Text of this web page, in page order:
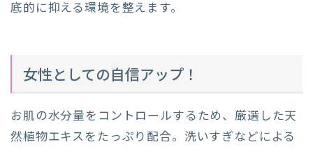
底的に抑える環境を整えます。
女性としての自信アップ！
お肌の水分量をコントロールするため、厳選した天
然植物エキスをたっぷり配合。洗いすぎなどによる